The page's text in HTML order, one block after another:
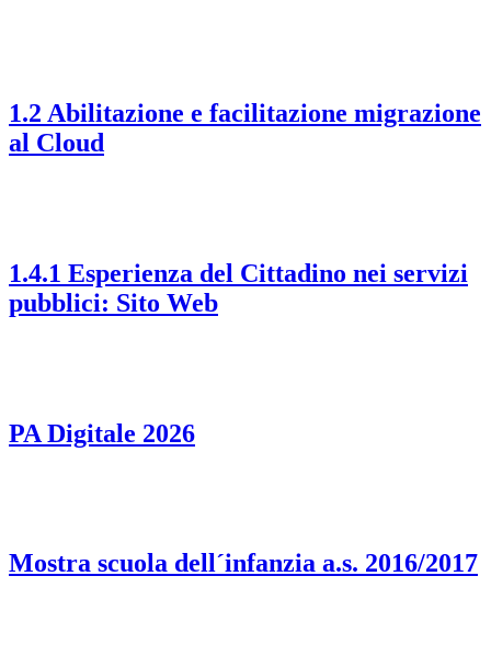
1.2 Abilitazione e facilitazione migrazione
al Cloud
1.4.1 Esperienza del Cittadino nei servizi
pubblici: Sito Web
PA Digitale 2026
Mostra scuola dell´infanzia a.s. 2016/2017